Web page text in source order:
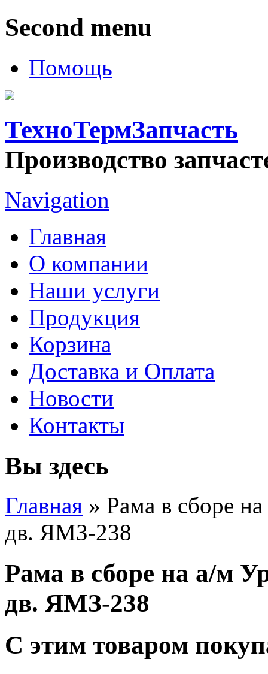
Second menu
Помощь
ТехноТермЗапчасть
Производство
Navigation
Главная
О компании
Наши услуги
Продукция
Корзина
Доставка и Оплата
Новости
Контакты
Вы здесь
Главная » Рама в сборе
дв. ЯМЗ-238
Рама в сборе на а/м
дв. ЯМЗ-238
С этим товаром